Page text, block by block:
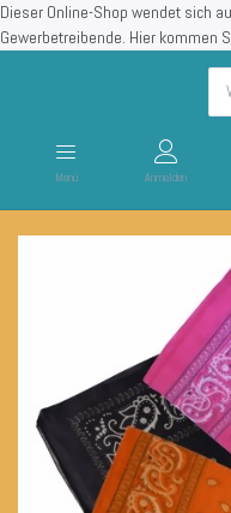
Dieser Online-Shop wendet sich
Gewerbetreibende. Hier kommen
Menü Anmelden